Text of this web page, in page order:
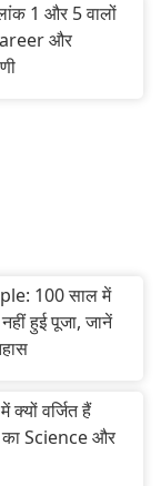
1 और 5 वालों
और
100 साल में
हुई पूजा, जानें
वर्जित हैं
का Science और